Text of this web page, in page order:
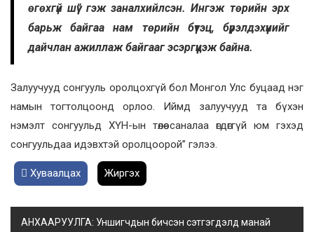
өгөхгүй шүү” гэж заналхийлсэн. Ингэж төрийн эрх
барьж байгаа нам төрийн бүтэц, бүрэлдэхүүнийг
дайчлан ажиллаж байгааг эсэргүүцэж байна.
Залуучууд сонгууль оролцохгүй бол Монгол Улс буцаад нэг
намын тогтолцоонд орлоо. Иймд залуучууд та бүхэн
нэмэлт сонгуульд ХҮН-ын төлөө саналаа өгдөггүй юм гэхэд
сонгуульдаа идэвхтэй оролцоорой” гэлээ.
Хуваалцах Жиргэх
АНХААРУУЛГА: Уншигчдын бичсэн сэтгэгдэлд манай